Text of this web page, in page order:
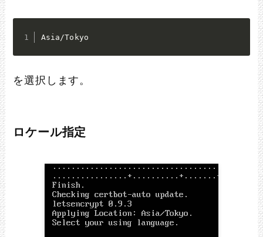
Asia/Tokyo
を選択します。
ロケール指定